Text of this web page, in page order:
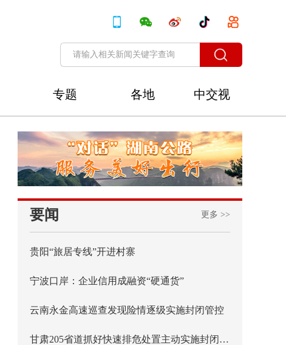
专题 各地
中交视
讯
要闻 更多 >>
贵阳“旅居专线”开进村寨
宁波口岸：企业信用成融资“硬通货”
云南永金高速巡查发现险情逐级实施封闭管控
甘肃205省道抓好快速排危处置主动实施封闭管控